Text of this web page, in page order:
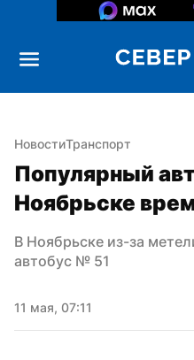
НовостиТранспорт
Популярный
Ноябрьске
В Ноябрьске из-за
автобус № 51
11 мая, 07:11